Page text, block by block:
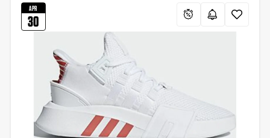
APR
30